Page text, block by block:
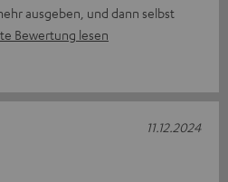
ausgeben, und dann selbst
Bewertung lesen
11.12.2024